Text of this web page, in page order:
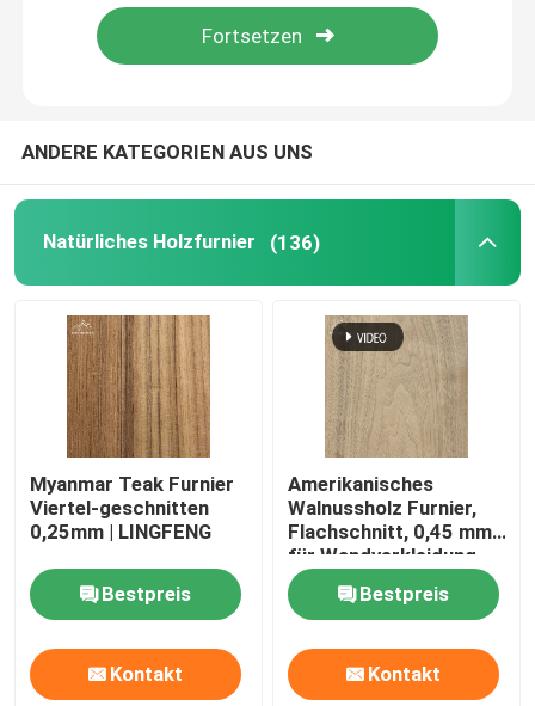
Über uns
Werksbesichtigung
Neuigkeiten
Rechtssachen
Bitte um ein Angebot
Natürliches Holzfurnier
Ausgeführtes Furnierholz
ANDERE KATEGORIEN AUS UNS
Natürliches Holzfurnier (136)
Myanmar Teak Furnier
Viertel-geschnitten
0,25mm | LINGFENG
Bestpreis
Kontakt
Amerikanisches
Walnussholz Furnier,
Flachschnitt, 0,45 mm,
für Wandverkleidung
Bestpreis
Kontakt